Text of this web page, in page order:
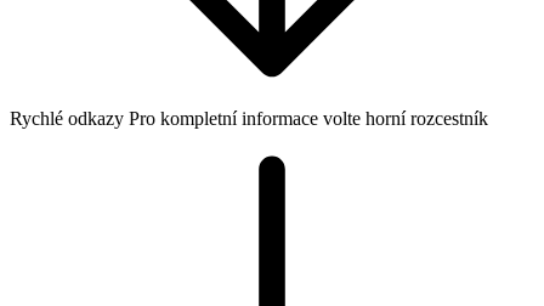
Rychlé odkazy Pro kompletní informace volte horní rozcestník